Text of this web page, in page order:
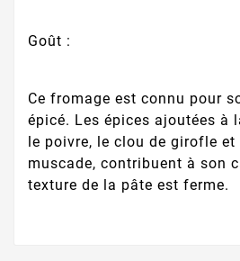
Goût :
Ce fromage est connu pour
épicé. Les épices ajoutées à
le poivre, le clou de girofle
muscade, contribuent à son
texture de la pâte est ferme.